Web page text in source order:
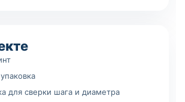
для сверки шага и диаметра